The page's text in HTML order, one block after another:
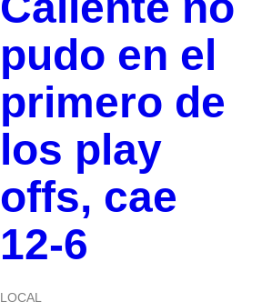
pudo en el
primero de
los play
offs, cae
12-6
LOCAL